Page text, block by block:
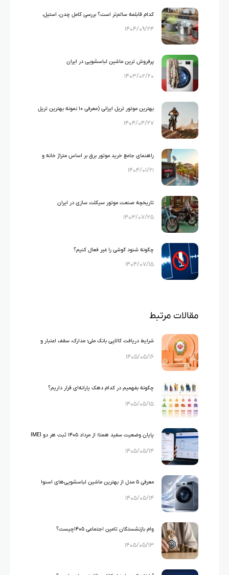
کدام قابلمه سالم‌تر است؟ بررسی کامل چدن، استیل،
گرانیت و تفلون
۱۴۰۴/۰۹/۲۴
پرفروش ترین ماشین لباسشویی در ایران
۱۴۰۳/۰۲/۲۰
بهترین موتور تریل ایرانی (معرفی ۱۰ نمونه بهترین تریل
های ایرانی)
۱۴۰۴/۰۴/۲۷
راهنمای جامع خرید موتور برق بر اساس متراژ خانه و
لوازم خانگی
۱۴۰۴/۰۱/۲۱
تاریخچه صنعت موتور سیکلت سازی در ایران
۱۴۰۳/۰۷/۲۵
چگونه شنود گوشی را غیر فعال کنیم؟
۱۴۰۴/۰۷/۱۵
مقالات مرتبط
شرایط دریافت کالاپی بانک ملی؛ مدارک، سقف اعتبار و
شرایط متقاضی
۱۴۰۵/۰۵/۱۶
چگونه بفهمیم در کدام دهک یارانه‌ای قرار داریم؟
راهنمای کامل استعلام دهک بندی یارانه
۱۴۰۵/۰۵/۱۵
پایان وضعیت سفید همتا؛ از مرداد ۱۴۰۵ ثبت هر دو IMEI
گوشی‌های دو سیم‌کارته الزامی شد
۱۴۰۵/۰۵/۱۴
معرفی ۵ مدل از بهترین ماشین لباسشویی‌های اسنوا
۱۴۰۵/۰۵/۱۴
وام بازنشستگان تامین اجتماعی ۱۴۰۵چیست؟
۱۴۰۵/۰۵/۱۳